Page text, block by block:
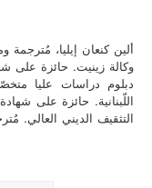
ألين كنعان إيليا،
وكالة زينيت. حائزة على
دبلوم دراسات عليا
اللّبنانية. حائزة على
التثقيف الديني العالي.